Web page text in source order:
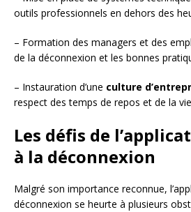
outils professionnels en dehors des
– Formation des managers et des
de la déconnexion et les bonnes
– Instauration d’une culture
respect des temps de repos et de la
Les défis de
à la déconnexion
Malgré son importance reconnue,
déconnexion se heurte à plusieurs